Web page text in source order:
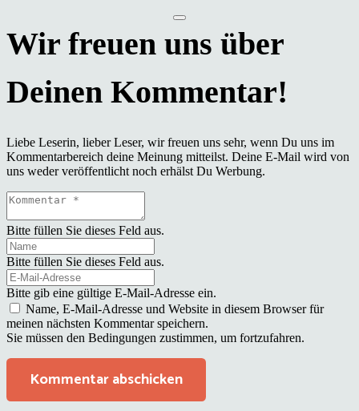
Liebe Leserin, lieber Leser, wir freuen uns sehr, wenn Du uns im
Kommentarbereich deine Meinung mitteilst. Deine E-Mail wird von
uns weder veröffentlicht noch erhälst Du Werbung.
Bitte füllen Sie dieses Feld aus.
Bitte füllen Sie dieses Feld aus.
Bitte gib eine gültige E-Mail-Adresse ein.
Name, E-Mail-Adresse und Website in diesem Browser für
meinen nächsten Kommentar speichern.
Sie müssen den Bedingungen zustimmen, um fortzufahren.
Kommentar abschicken